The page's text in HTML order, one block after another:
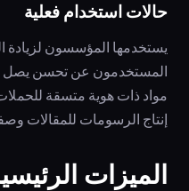
حالات استخدام فعلية
يستخدمها المؤسسون لزيادة
مواد ذات هوية متسقة
إنتاج الرسومات للمقالات
الميزات